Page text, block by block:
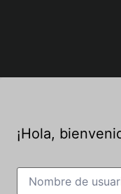
¡Hola,